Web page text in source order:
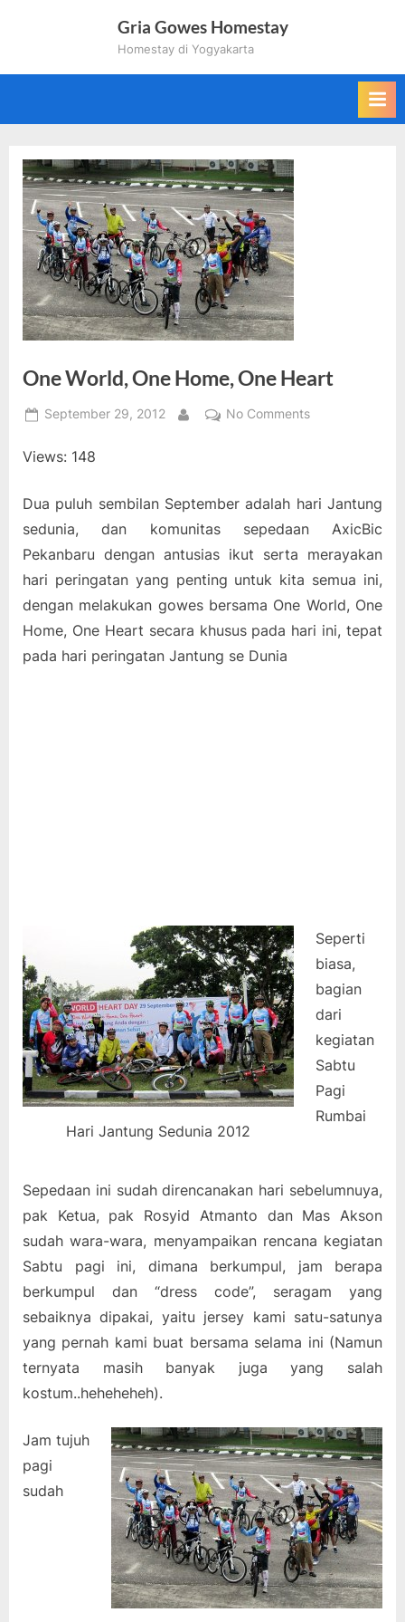
Gria Gowes Homestay
Homestay di Yogyakarta
One World, One Home, One Heart
Posted
September 29, 2012
By
No Commentson
Home,
Heart
Views: 148
Dua puluh sembilan September adalah hari Jantung
sedunia, dan komunitas sepedaan AxicBic
Pekanbaru dengan antusias ikut serta merayakan
hari peringatan yang penting untuk kita semua ini,
dengan melakukan gowes bersama One World, One
Home, One Heart secara khusus pada hari ini, tepat
pada hari peringatan Jantung se Dunia
Hari Jantung Sedunia 2012
Seperti
biasa,
bagian
dari
kegiatan
Sabtu
Pagi
Rumbai
Sepedaan ini sudah direncanakan hari sebelumnuya,
pak Ketua, pak Rosyid Atmanto dan Mas Akson
sudah wara-wara, menyampaikan rencana kegiatan
Sabtu pagi ini, dimana berkumpul, jam berapa
berkumpul dan “dress code”, seragam yang
sebaiknya dipakai, yaitu jersey kami satu-satunya
yang pernah kami buat bersama selama ini (Namun
ternyata masih banyak juga yang salah
kostum..heheheheh).
Jam tujuh
pagi
sudah